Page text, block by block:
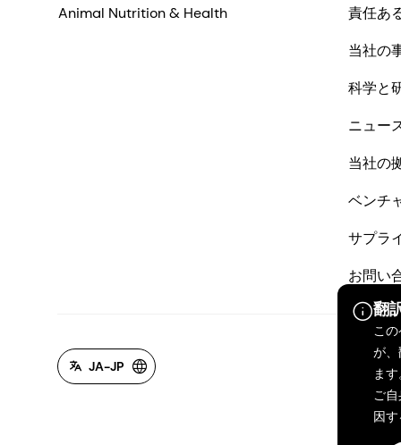
翻
こ
が
ま
ご
因
Animal Nutrition & Health
責任あ
当社の
科学と
ニュー
当社の
ベンチ
サプラ
お問い
JA-JP